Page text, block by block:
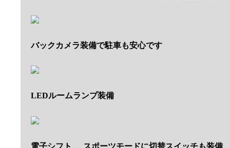
バックカメラ装備で駐車も安心です
LEDルームランプ装備
電子シフト スポーツモードに切替スイッチも装備